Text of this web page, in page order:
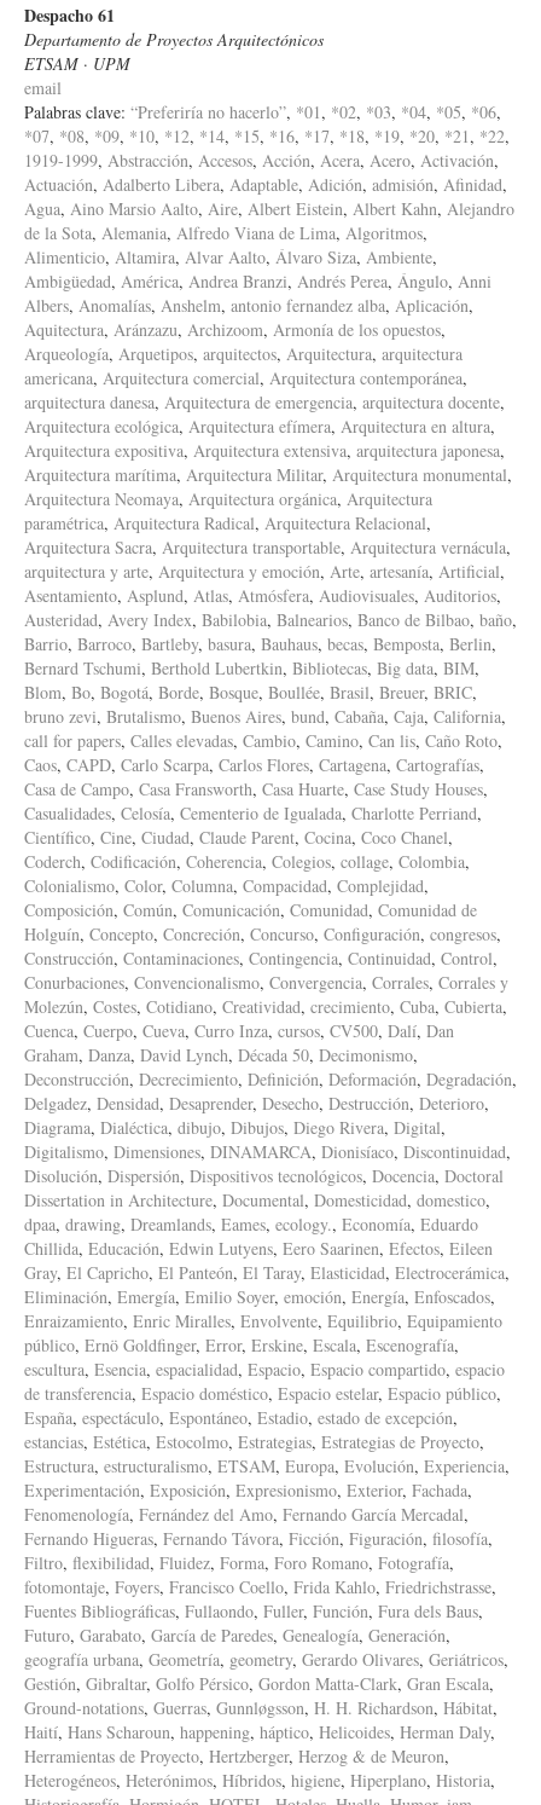
Despacho 61
Departamento de Proyectos Arquitectónicos
ETSAM · UPM
email
Palabras clave: “Preferiría no hacerlo”, *01 , *02, *03, *04, *05, *06,
*07, *08, *09, *10, *12, *14, *15, *16, *17, *18, *19, *20, *21 , *22,
1919-1999, Abstracción, Accesos, Acción, Acera, Acero, Activación,
Actuación, Adalberto Libera, Adaptable, Adición, admisión, Afinidad,
Agua, Aino Marsio Aalto, Aire, Albert Eistein, Albert Kahn, Alejandro
de la Sota, Alemania, Alfredo Viana de Lima, Algoritmos,
Alimenticio, Altamira, Alvar Aalto, Álvaro Siza, Ambiente,
Ambigüedad, América, Andrea Branzi, Andrés Perea, Ángulo, Anni
Albers, Anomalías, Anshelm, antonio fernandez alba, Aplicación,
Aquitectura, Aránzazu, Archizoom, Armonía de los opuestos,
Arqueología, Arquetipos, arquitectos, Arquitectura, arquitectura
americana, Arquitectura comercial, Arquitectura contemporánea,
arquitectura danesa, Arquitectura de emergencia, arquitectura docente,
Arquitectura ecológica, Arquitectura efímera, Arquitectura en altura,
Arquitectura expositiva, Arquitectura extensiva, arquitectura japonesa,
Arquitectura marítima, Arquitectura Militar, Arquitectura monumental,
Arquitectura Neomaya, Arquitectura orgánica, Arquitectura
paramétrica, Arquitectura Radical, Arquitectura Relacional,
Arquitectura Sacra, Arquitectura transportable, Arquitectura vernácula,
arquitectura y arte, Arquitectura y emoción, Arte, artesanía, Artificial,
Asentamiento, Asplund, Atlas, Atmósfera, Audiovisuales, Auditorios,
Austeridad, Avery Index, Babilobia, Balnearios, Banco de Bilbao, baño,
Barrio, Barroco, Bartleby, basura, Bauhaus, becas, Bemposta, Berlin,
Bernard Tschumi, Berthold Lubertkin, Bibliotecas, Big data, BIM,
Blom, Bo, Bogotá, Borde, Bosque, Boullée, Brasil, Breuer, BRIC,
bruno zevi, Brutalismo, Buenos Aires, bund, Cabaña, Caja, California,
call for papers, Calles elevadas, Cambio, Camino, Can lis, Caño Roto,
Caos, CAPD, Carlo Scarpa, Carlos Flores, Cartagena, Cartografías,
Casa de Campo, Casa Fransworth, Casa Huarte, Case Study Houses,
Casualidades, Celosía, Cementerio de Igualada, Charlotte Perriand,
Científico, Cine, Ciudad, Claude Parent, Cocina, Coco Chanel,
Coderch, Codificación, Coherencia, Colegios, collage, Colombia,
Colonialismo, Color, Columna, Compacidad, Complejidad,
Composición, Común, Comunicación, Comunidad, Comunidad de
Holguín, Concepto, Concreción, Concurso, Configuración, congresos,
Construcción, Contaminaciones, Contingencia, Continuidad, Control,
Conurbaciones, Convencionalismo, Convergencia, Corrales, Corrales y
Molezún, Costes, Cotidiano, Creatividad, crecimiento, Cuba, Cubierta,
Cuenca, Cuerpo, Cueva, Curro Inza, cursos, CV500, Dalí, Dan
Graham, Danza, David Lynch, Década 50, Decimonismo,
Deconstrucción, Decrecimiento, Definición, Deformación, Degradación,
Delgadez, Densidad, Desaprender, Desecho, Destrucción, Deterioro,
Diagrama, Dialéctica, dibujo, Dibujos, Diego Rivera, Digital,
Digitalismo, Dimensiones, DINAMARCA, Dionisíaco, Discontinuidad,
Disolución, Dispersión, Dispositivos tecnológicos, Docencia, Doctoral
Dissertation in Architecture, Documental, Domesticidad, domestico,
dpaa, drawing, Dreamlands, Eames, ecology., Economía, Eduardo
Chillida, Educación, Edwin Lutyens, Eero Saarinen, Efectos, Eileen
Gray, El Capricho, El Panteón, El Taray, Elasticidad, Electrocerámica,
Eliminación, Emergía, Emilio Soyer, emoción, Energía, Enfoscados,
Enraizamiento, Enric Miralles, Envolvente, Equilibrio, Equipamiento
público, Ernö Goldfinger, Error, Erskine, Escala, Escenografía,
escultura, Esencia, espacialidad, Espacio, Espacio compartido, espacio
de transferencia, Espacio doméstico, Espacio estelar, Espacio público,
España, espectáculo, Espontáneo, Estadio, estado de excepción,
estancias, Estética, Estocolmo, Estrategias, Estrategias de Proyecto,
Estructura, estructuralismo, ETSAM, Europa, Evolución, Experiencia,
Experimentación, Exposición, Expresionismo, Exterior, Fachada,
Fenomenología, Fernández del Amo, Fernando García Mercadal,
Fernando Higueras, Fernando Távora, Ficción, Figuración, filosofía,
Filtro, flexibilidad, Fluidez, Forma, Foro Romano, Fotografía,
fotomontaje, Foyers, Francisco Coello, Frida Kahlo, Friedrichstrasse,
Fuentes Bibliográficas, Fullaondo, Fuller, Función, Fura dels Baus,
Futuro, Garabato, García de Paredes, Genealogía, Generación,
geografía urbana, Geometría, geometry, Gerardo Olivares, Geriátricos,
Gestión, Gibraltar, Golfo Pérsico, Gordon Matta-Clark, Gran Escala,
Ground-notations, Guerras, Gunnløgsson, H. H. Richardson, Hábitat,
Haití, Hans Scharoun, happening, háptico, Helicoides, Herman Daly,
Herramientas de Proyecto, Hertzberger, Herzog & de Meuron,
Heterogéneos, Heterónimos, Híbridos, higiene, Hiperplano, Historia,